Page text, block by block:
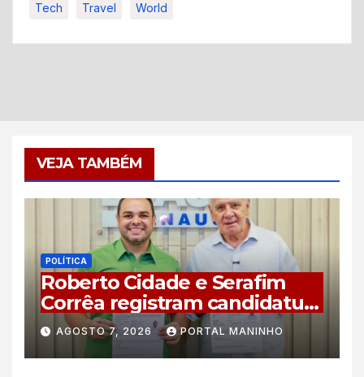
Tech Travel World
VEJA TAMBÉM
POLÍTICA
Roberto Cidade e Serafim
Corrêa registram candidatura
à reeleição no TRE-AM com
plano de 44 compromissos
para o Amazonas
AGOSTO 7, 2026 PORTAL MANINHO